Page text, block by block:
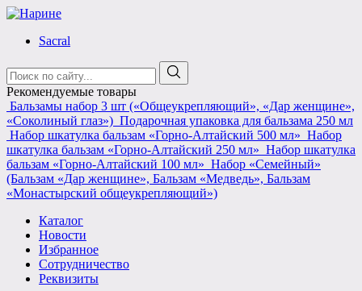
Skip
contentSacral
Поиск:
Рекомендуемые товары
Бальзамы набор 3 шт («Общеукрепляющий», «Дар женщине»,
«Соколиный глаз») Подарочная упаковка для бальзама 250 мл
Набор шкатулка бальзам «Горно-Алтайский 500 мл» Набор
шкатулка бальзам «Горно-Алтайский 250 мл» Набор шкатулка
бальзам «Горно-Алтайский 100 мл» Набор «Семейный»
(Бальзам «Дар женщине», Бальзам «Медведь», Бальзам
«Монастырский общеукрепляющий»)
Каталог
Новости
Избранное
Сотрудничество
Реквизиты